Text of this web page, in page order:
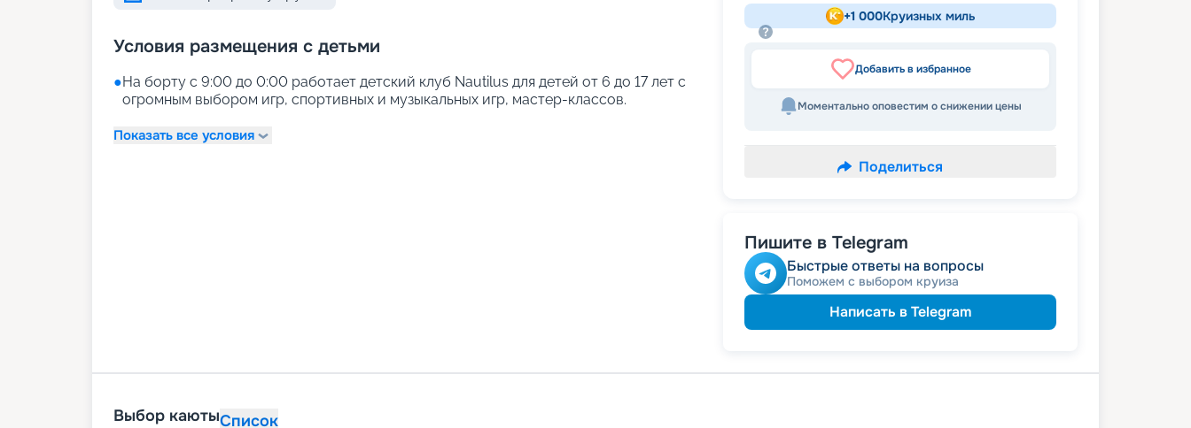
Условия размещения с детьми
●На борту с 9:00 до 0:00 работает детский клуб Nautilus для детей от 6 до 17 лет с
огромным выбором игр, спортивных и музыкальных игр, мастер-классов.
Показать все условия
+1 000Круизных миль
Добавить в избранное
Моментально оповестим о снижении цены
Поделиться
Пишите в Telegram
Быстрые ответы на вопросы
Поможем с выбором круиза
Написать в Telegram
Выбор каютыСписок